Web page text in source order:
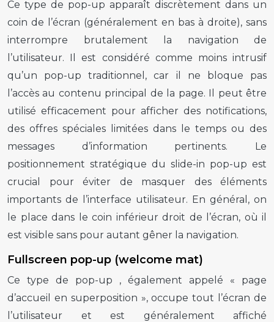
Ce type de pop-up apparaît discrètement dans un
coin de l’écran (généralement en bas à droite), sans
interrompre brutalement la navigation de
l’utilisateur. Il est considéré comme moins intrusif
qu’un pop-uptraditionnel, car il ne bloque pas
l’accès au contenu principal de la page. Il peut être
utilisé efficacement pour afficher des notifications,
des offres spéciales limitées dans le temps ou des
messages d’information pertinents. Le
positionnement stratégique du slide-in pop-up est
crucial pour éviter de masquer des éléments
importants de l’interface utilisateur. En général, on
le place dans le coin inférieur droit de l’écran, où il
est visible sans pour autant gêner la navigation.
Fullscreen pop-up (welcome mat)
Ce type de pop-up , également appelé « page
d’accueil en superposition », occupe tout l’écran de
l’utilisateur et est généralement affiché